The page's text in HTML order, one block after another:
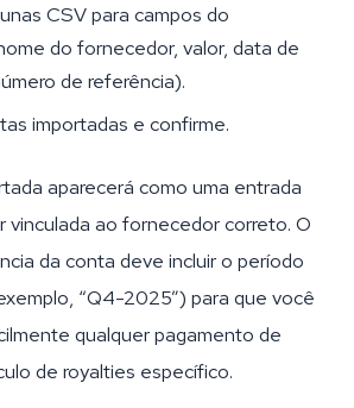
CSV para campos do
do fornecedor, valor, data de
de referência).
importadas e confirme.
aparecerá como uma entrada
vinculada ao fornecedor correto. O
da conta deve incluir o período
“Q4-2025”) para que você
qualquer pagamento de
de royalties específico.